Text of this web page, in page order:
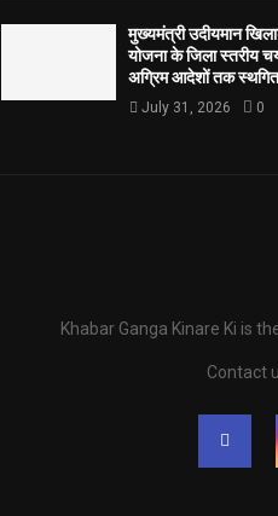
मुख्यमंत्री उदीयमान
योजना के जिला स्तरीय
अग्रिम आदेशों तक
July 31, 2026 0
Khabar Ganga Kinare Ki is
Contact